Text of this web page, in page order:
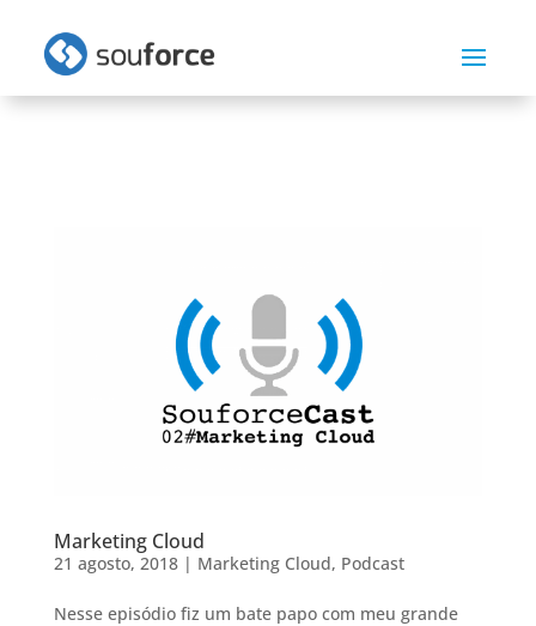
Marketing Cloud
21 agosto, 2018| Marketing Cloud, Podcast
Nesse episódio fiz um bate papo com meu grande